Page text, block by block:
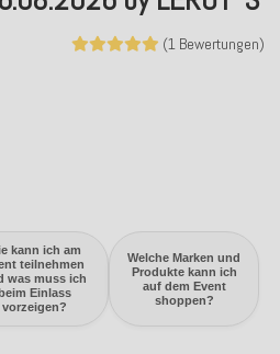
kann ich am
teilnehmen
was muss ich
Einlass
vorzeigen?
Welche Marken und
Produkte kann ich
auf dem Event
shoppen?
(1 Bewertungen)